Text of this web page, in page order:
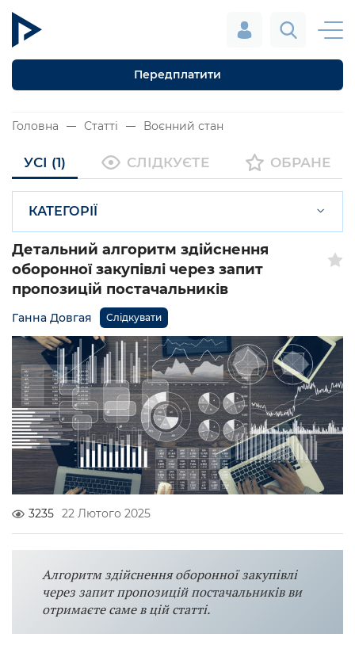
Передплатити
Головна Статті Воєнний стан
УСІ (1) СЛІДКУЄТЕ ОБРАНЕ
КАТЕГОРІЇ
Детальний алгоритм здійснення
оборонної закупівлі через запит
пропозицій постачальників
Ганна Довгая Слідкувати
3235 22 Лютого 2025
Алгоритм здійснення оборонної закупівлі
через запит пропозицій постачальників ви
отримаєте саме в цій статті.